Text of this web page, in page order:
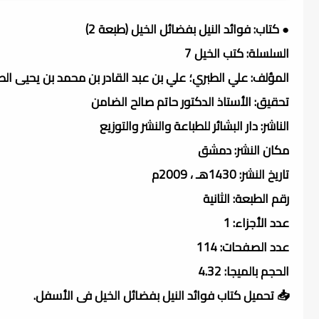
● كتاب: فوائد النيل بفضائل الخيل (طبعة 2)
السلسلة: كتب الخيل 7
المؤلف: علي الطبري؛ علي بن عبد القادر بن محمد بن يحيى الطبري
تحقيق: الأستاذ الدكتور حاتم صالح الضامن
الناشر: دار البشائر للطباعة والنشر والتوزيع
مكان النشر: دمشق
تاريخ النشر: 1430هـ ، 2009م
رقم الطبعة: الثانية
عدد الأجزاء: 1
عدد الصفحات: 114
الحجم بالميجا: 4.32
📥 تحميل كتاب فوائد النيل بفضائل الخيل فى الأسفل.